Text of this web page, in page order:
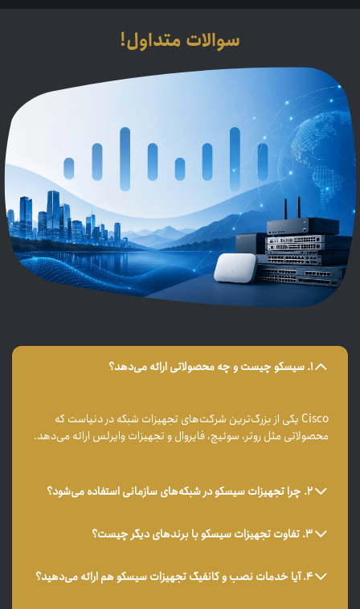
1. سیسکو چیست و چه محصولاتی ارائه می‌دهد؟
Cisco یکی از بزرگ‌ترین شرکت‌های تجهیزات شبکه در دنیاست که
محصولاتی مثل روتر، سوئیچ، فایروال و تجهیزات وایرلس ارائه می‌دهد.
2. چرا تجهیزات سیسکو در شبکه‌های سازمانی استفاده می‌شود؟
3. تفاوت تجهیزات سیسکو با برندهای دیگر چیست؟
4. آیا خدمات نصب و کانفیگ تجهیزات سیسکو هم ارائه می‌دهید؟
سوالات متداول!